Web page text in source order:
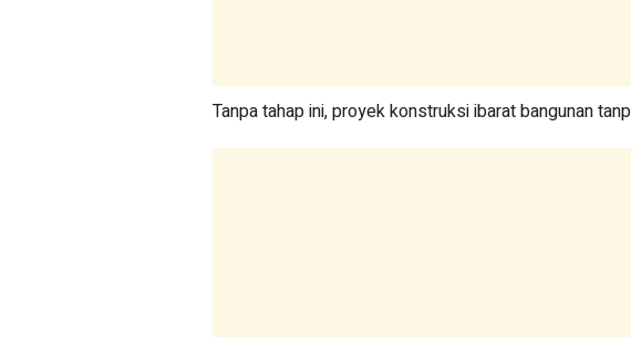
Tanpa tahap ini, proyek konstruksi ibarat bangunan